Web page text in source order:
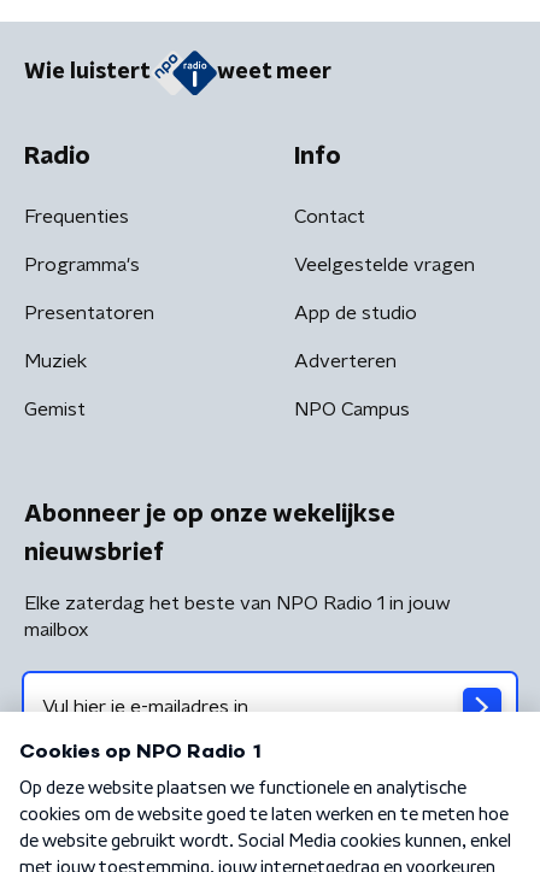
Wie luistert weet meer
Radio
Frequenties
Programma's
Presentatoren
Muziek
Gemist
Info
Contact
Veelgestelde vragen
App de studio
Adverteren
NPO Campus
Abonneer je op onze wekelijkse
nieuwsbrief
Elke zaterdag het beste van NPO Radio 1 in jouw
mailbox
Algemene voorwaarden